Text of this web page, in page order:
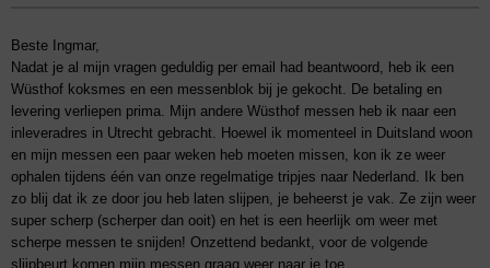
Beste Ingmar,
Nadat je al mijn vragen geduldig per email had beantwoord, heb ik een
Wüsthof koksmes en een messenblok bij je gekocht. De betaling en
levering verliepen prima. Mijn andere Wüsthof messen heb ik naar een
inleveradres in Utrecht gebracht. Hoewel ik momenteel in Duitsland woon
en mijn messen een paar weken heb moeten missen, kon ik ze weer
ophalen tijdens één van onze regelmatige tripjes naar Nederland. Ik ben
zo blij dat ik ze door jou heb laten slijpen, je beheerst je vak. Ze zijn weer
super scherp (scherper dan ooit) en het is een heerlijk om weer met
scherpe messen te snijden! Onzettend bedankt, voor de volgende
slijpbeurt komen mijn messen graag weer naar je toe.